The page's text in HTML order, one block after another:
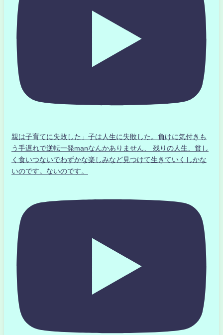
親は子育てに失敗した」子は人生に失敗した。負けに気付きも
う手遅れで逆転一発manなんかありません、 残りの人生、貧し
く食いつないでわずかな楽しみなど見つけて生きていくしかな
いのです。ないのです。